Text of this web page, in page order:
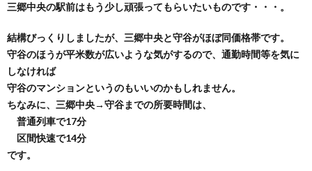
三郷中央の駅前はもう少し頑張ってもらいたいものです・・・。
結構びっくりしましたが、三郷中央と守谷がほぼ同価格帯です。
守谷のほうが平米数が広いような気がするので、通勤時間等を気に
しなければ
守谷のマンションというのもいいのかもしれません。
ちなみに、三郷中央→守谷までの所要時間は、
普通列車で17分
区間快速で14分
です。